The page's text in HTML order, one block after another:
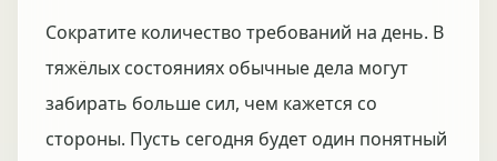
Сократите количество требований на день. В
тяжёлых состояниях обычные дела могут
забирать больше сил, чем кажется со
стороны. Пусть сегодня будет один понятный